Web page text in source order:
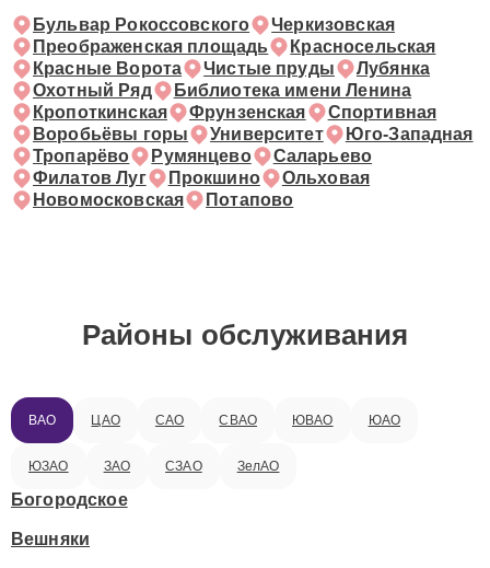
Бульвар Рокоссовского
Черкизовская
Преображенская площадь
Красносельская
Красные Ворота
Чистые пруды
Лубянка
Охотный Ряд
Библиотека имени Ленина
Кропоткинская
Фрунзенская
Спортивная
Воробьёвы горы
Университет
Юго-Западная
Тропарёво
Румянцево
Саларьево
Филатов Луг
Прокшино
Ольховая
Новомосковская
Потапово
Районы обслуживания
ВАО ЦАО САО СВАО ЮВАО ЮАО
ЮЗАО ЗАО СЗАО ЗелАО
Богородское
Вешняки